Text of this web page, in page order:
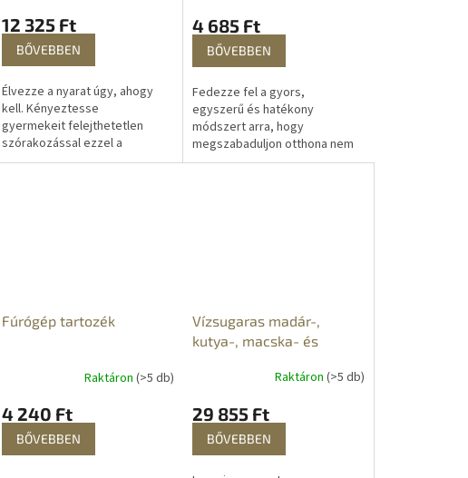
12 325 Ft
BŐVEBBEN
Élvezze a nyarat úgy, ahogy
kell. Kényeztesse
gyermekeit felejthetetlen
szórakozással ezzel a
szökőkúttal ellátott felfújható
4 685 Ft
BŐVEBBEN
Fedezze fel a gyors,
egyszerű és hatékony
módszert arra, hogy
megszabaduljon otthona nem
kívánt lakóitól. Ennek a ragadós
Fúrógép tartozék
Raktáron(>5 db)
4 240 Ft
BŐVEBBEN
Vízsugaras madár-,
kutya-, macska- és
Raktáron (>5 db)
29 855 Ft
BŐVEBBEN